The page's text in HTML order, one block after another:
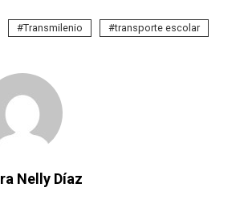
Transmilenio transporte escolar
Nelly Díaz